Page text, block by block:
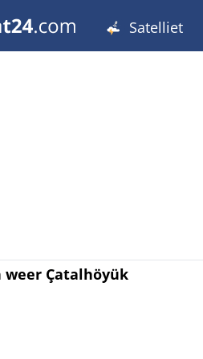
Satelliet
weer Çatalhöyük